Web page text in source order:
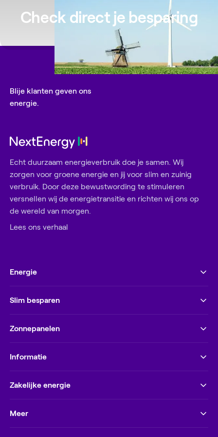
zijn.
batterij zit dus niet stil wanneer het bewolkt is.
Check direct je besparing
Blije klanten geven ons
energie.
Echt duurzaam energieverbruik doe je samen. Wij
zorgen voor groene energie en jij voor slim en zuinig
verbruik. Door deze bewustwording te stimuleren
versnellen wij de energietransitie en richten wij ons op
de wereld van morgen.
Lees ons verhaal
Energie
Slim besparen
Zonnepanelen
Informatie
Zakelijke energie
Meer